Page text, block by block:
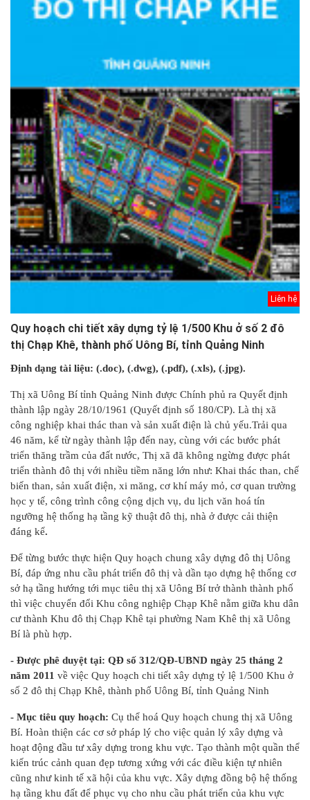
Liên hệ
Quy hoạch chi tiết xây dựng tỷ lệ 1/500 Khu ở số 2 đô
thị Chạp Khê, thành phố Uông Bí, tỉnh Quảng Ninh
Định dạng tài liệu: (.doc), (.dwg), (.pdf), (.xls), (.jpg).
Thị xã Uông Bí tỉnh Quảng Ninh được Chính phủ ra Quyết định
thành lập ngày 28/10/1961 (Quyết định số 180/CP). Là thị xã
công nghiệp khai thác than và sản xuất điện là chủ yếu.Trải qua
46 năm, kể từ ngày thành lập đến nay, cùng với các bước phát
triển thăng trầm của đất nước, Thị xã đã không ngừng được phát
triển thành đô thị với nhiều tiềm năng lớn như: Khai thác than, chế
biến than, sản xuất điện, xi măng, cơ khí máy mỏ, cơ quan trường
học y tế, công trình công cộng dịch vụ, du lịch văn hoá tín
ngưỡng hệ thống hạ tầng kỹ thuật đô thị, nhà ở được cải thiện
đáng kể.
Để từng bước thực hiện Quy hoạch chung xây dựng đô thị Uông
Bí, đáp ứng nhu cầu phát triển đô thị và dần tạo dựng hệ thống cơ
sở hạ tầng hướng tới mục tiêu thị xã Uông Bí trở thành thành phố
thì việc chuyển đổi Khu công nghiệp Chạp Khê nằm giữa khu dân
cư thành Khu đô thị Chạp Khê tại phường Nam Khê thị xã Uông
Bí là phù hợp.
- Được phê duyệt tại: QĐ số 312/QĐ-UBND ngày 25 tháng 2
năm 2011 về việc Quy hoạch chi tiết xây dựng tỷ lệ 1/500 Khu ở
số 2 đô thị Chạp Khê, thành phố Uông Bí, tỉnh Quảng Ninh
- Mục tiêu quy hoạch: Cụ thể hoá Quy hoạch chung thị xã Uông
Bí. Hoàn thiện các cơ sở pháp lý cho việc quản lý xây dựng và
hoạt động đầu tư xây dựng trong khu vực. Tạo thành một quần thể
kiến trúc cảnh quan đẹp tương xứng với các điều kiện tự nhiên
cũng như kinh tế xã hội của khu vực. Xây dựng đồng bộ hệ thống
hạ tầng khu đất để phục vụ cho nhu cầu phát triển của khu vực